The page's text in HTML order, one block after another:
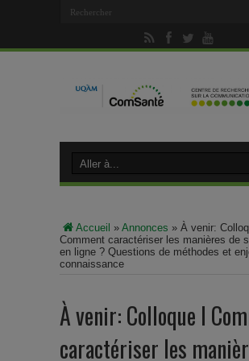
Accueil » Annonces » À venir:
Comment caractériser les manières de
en ligne ? Questions de méthodes et
connaissance
À venir: Colloque I
caractériser les